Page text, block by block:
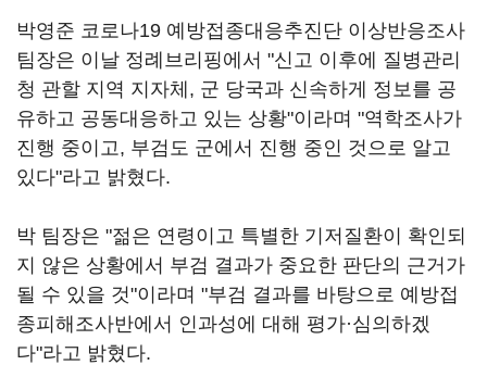
박영준 코로나19 예방접종대응추진단 이상반응조사
팀장은 이날 정례브리핑에서 "신고 이후에 질병관리
청 관할 지역 지자체, 군 당국과 신속하게 정보를 공
유하고 공동대응하고 있는 상황"이라며 "역학조사가
진행 중이고, 부검도 군에서 진행 중인 것으로 알고
있다"라고 밝혔다.
박 팀장은 "젊은 연령이고 특별한 기저질환이 확인되
지 않은 상황에서 부검 결과가 중요한 판단의 근거가
될 수 있을 것"이라며 "부검 결과를 바탕으로 예방접
종피해조사반에서 인과성에 대해 평가·심의하겠
다"라고 밝혔다.